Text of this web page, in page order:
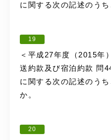
に関する次の記述のう
19
＜平成27年度（2015年
送約款及び宿泊約款 問
に関する次の記述のう
か。
20